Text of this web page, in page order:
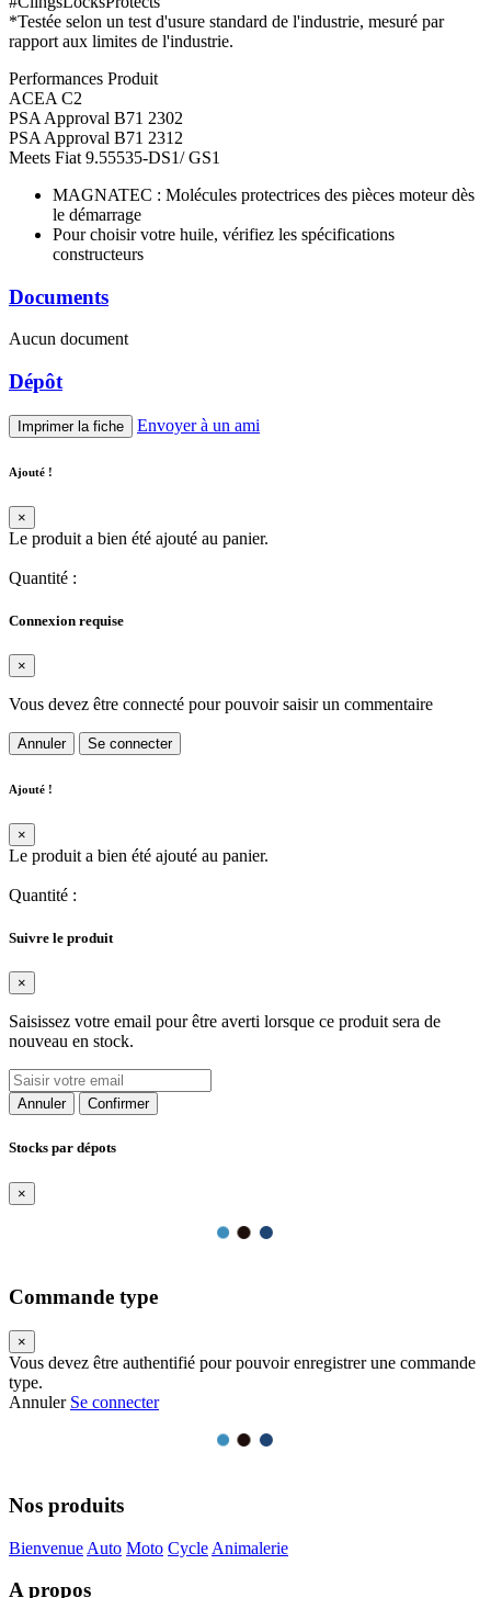
*Testée selon un test d'usure standard de l'industrie, mesuré par
rapport aux limites de l'industrie.
Performances Produit
ACEA C2
PSA Approval B71 2302
PSA Approval B71 2312
Meets Fiat 9.55535-DS1/ GS1
MAGNATEC : Molécules protectrices des pièces moteur dès
le démarrage
Pour choisir votre huile, vérifiez les spécifications
constructeurs
Documents
Aucun document
Dépôt
Imprimer la fiche Envoyer à un ami
Ajouté !
×
Le produit a bien été ajouté au panier.
Quantité :
Connexion requise
×
Vous devez être connecté pour pouvoir saisir un commentaire
Annuler Se connecter
Ajouté !
×
Le produit a bien été ajouté au panier.
Quantité :
Suivre le produit
×
Saisissez votre email pour être averti lorsque ce produit sera de
nouveau en stock.
Annuler Confirmer
Stocks par dépots
×
Commande type
×
Vous devez être authentifié pour pouvoir enregistrer une commande
type.
Annuler Se connecter
Nos produits
Bienvenue Auto Moto Cycle Animalerie
A propos